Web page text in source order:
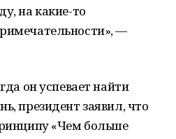
на какие-то
—
он успевает найти
президент заявил, что
«Чем больше